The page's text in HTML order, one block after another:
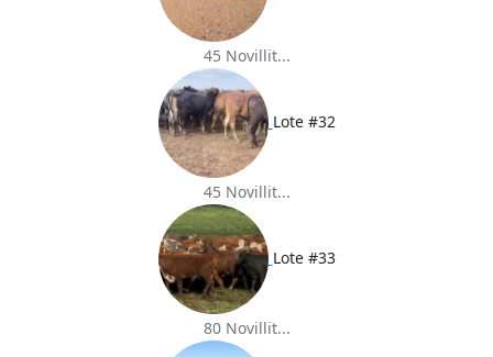
45 Novillit...
Lote #32
45 Novillit...
Lote #33
80 Novillit...